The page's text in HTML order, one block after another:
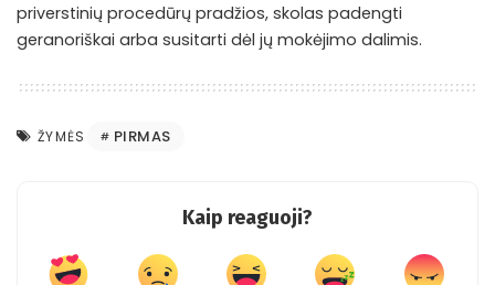
priverstinių procedūrų pradžios, skolas padengti
geranoriškai arba susitarti dėl jų mokėjimo dalimis.
ŽYMĖS PIRMAS
Kaip reaguoji?